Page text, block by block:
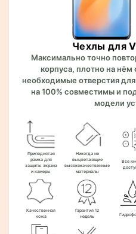
Чехлы для
Максимально точно
корпуса, плотно на
необходимые отверстия
на 100% совместимы и
модели
Приподнятая
рамка для
защиты экрана
и камеры
Никогда не
выцветающие
высококачественные
материалы
Все
Качественная
кожа
Гарантия 12
недель